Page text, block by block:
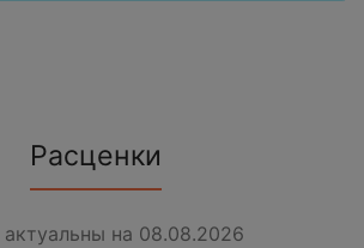
Расценки
на 08.08.2026